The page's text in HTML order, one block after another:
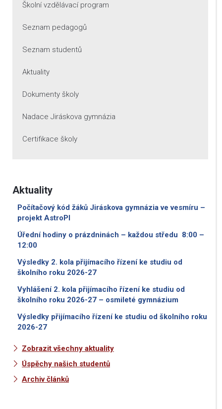
Školní vzdělávací program
Seznam pedagogů
Seznam studentů
Aktuality
Dokumenty školy
Nadace Jiráskova gymnázia
Certifikace školy
Aktuality
Počítačový kód žáků Jiráskova gymnázia ve vesmíru –
projekt AstroPI
Úřední hodiny o prázdninách – každou středu 8:00 –
12:00
Výsledky 2. kola přijímacího řízení ke studiu od
školního roku 2026-27
Vyhlášení 2. kola přijímacího řízení ke studiu od
školního roku 2026-27 – osmileté gymnázium
Výsledky přijímacího řízení ke studiu od školního roku
2026-27
Zobrazit všechny aktuality
Úspěchy našich studentů
Archiv článků